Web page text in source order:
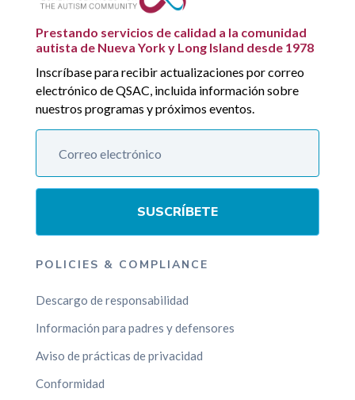
Prestando servicios de calidad a la comunidad
autista de Nueva York y Long Island desde 1978
Inscríbase para recibir actualizaciones por correo
electrónico de QSAC, incluida información sobre
nuestros programas y próximos eventos.
SUSCRÍBETE
POLICIES & COMPLIANCE
Descargo de responsabilidad
Información para padres y defensores
Aviso de prácticas de privacidad
Conformidad